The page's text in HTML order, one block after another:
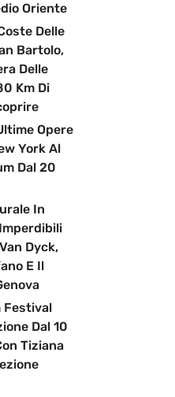
Oriente
Delle
Bartolo,
Delle
Km Di
Opere
York Al
Dal 20
In
Dyck,
E Il
Festival
Dal 10
Tiziana